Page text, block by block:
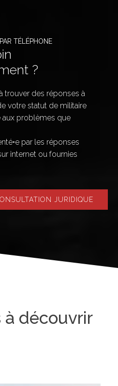
TÉLÉPHONE
?
trouver des réponses à
votre statut de militaire
aux problèmes que
par les réponses
internet ou fournies
JURIDIQUE
à découvrir